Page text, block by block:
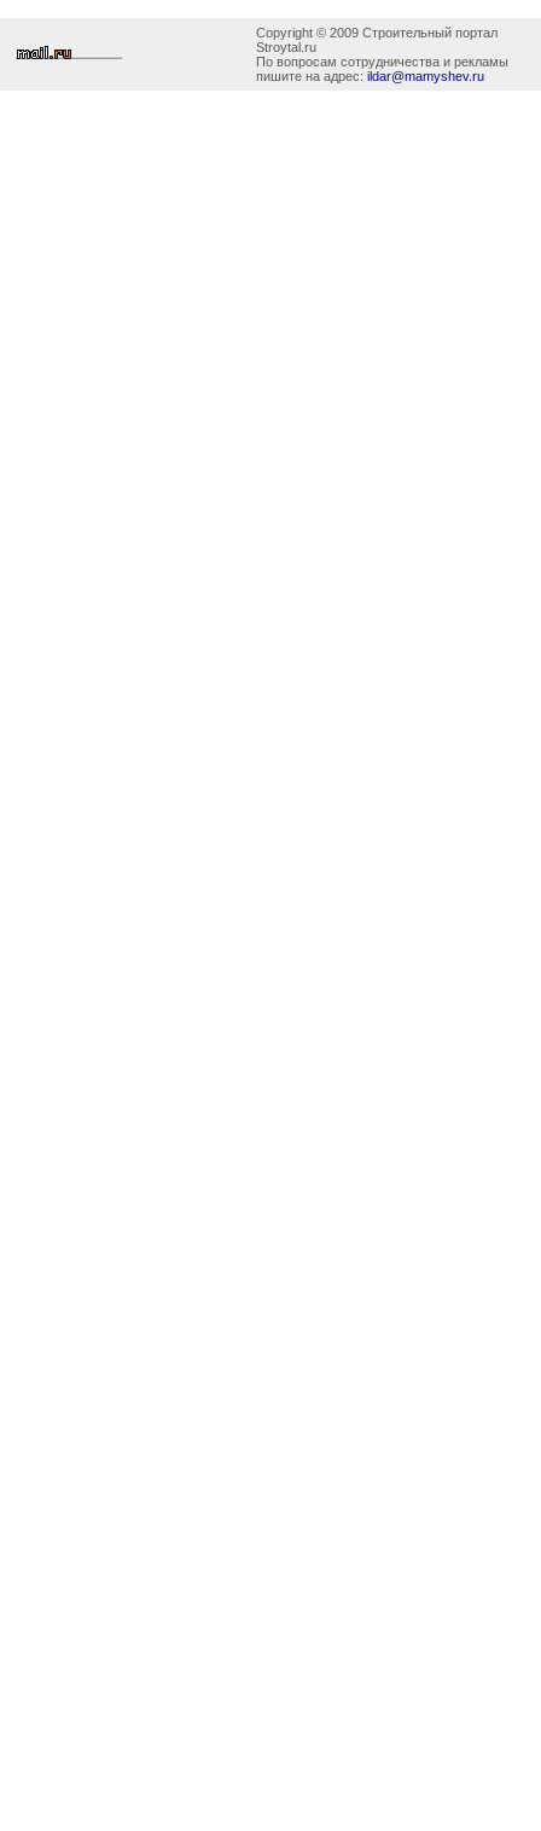
Copyright © 2009 Строительный портал
Stroytal.ru
По вопросам сотрудничества и рекламы
пишите на адрес: ildar@mamyshev.ru